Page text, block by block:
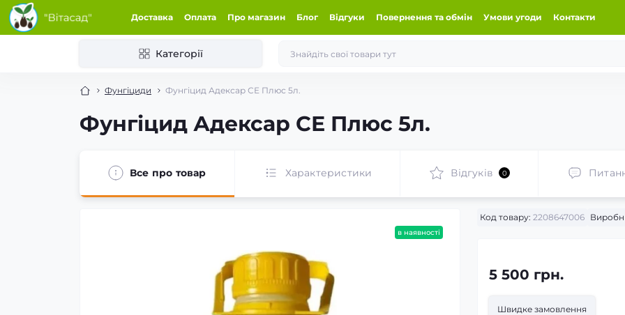
Доставка Оплата Про магазин Блог Відгуки Повернення та обмін Умови угоди Контакти
Категорії
Фунгіциди Фунгіцид Адексар СЕ Плюс 5л.
Фунгіцид Адексар СЕ Плюс 5л.
Все про товар Характеристики Відгуків 0
в наявності
Код товару: 2208647006
5 500 грн.
Швидке замовлення